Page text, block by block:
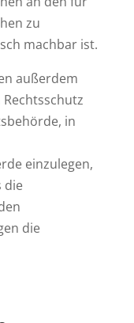
zu
machbar ist.
außerdem
in
einzulegen,
die
die